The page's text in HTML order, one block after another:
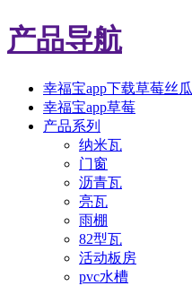
产品导航
幸福宝app下载草莓丝瓜
幸福宝app草莓
产品系列
纳米瓦
门窗
沥青瓦
亮瓦
雨棚
82型瓦
活动板房
pvc水槽